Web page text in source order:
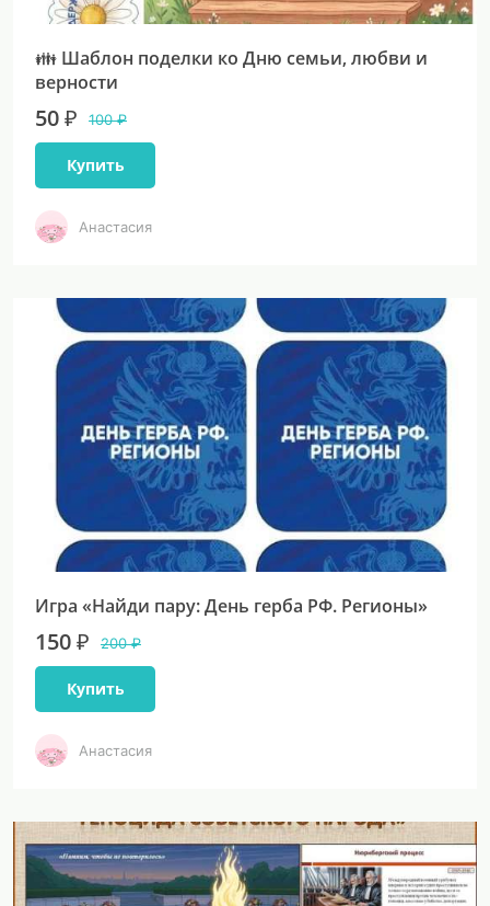
👪 Шаблон поделки ко Дню семьи, любви и
верности
50 ₽ 100 ₽
Купить
Анастасия
Игра «Найди пару: День герба РФ. Регионы»
150 ₽ 200 ₽
Купить
Анастасия